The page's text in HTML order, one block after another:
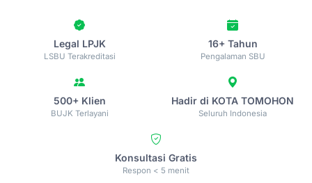
Legal LPJK
LSBU Terakreditasi
16+ Tahun
Pengalaman SBU
500+ Klien
BUJK Terlayani
Hadir di KOTA TOMOHON
Seluruh Indonesia
Konsultasi Gratis
Respon < 5 menit